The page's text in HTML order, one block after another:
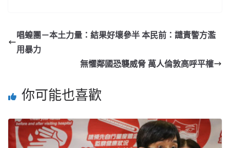
唱蝗團－本土力量：結果好壞參半 本民前：譴責警方濫
用暴力
無懼鄰國恐襲威脅 萬人倫敦高呼平權
你可能也喜歡